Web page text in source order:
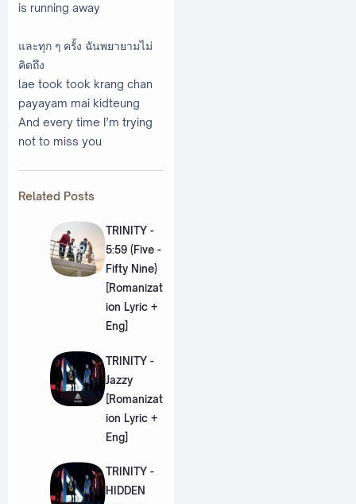
is running away
และทุก ๆ ครั้ง ฉันพยายามไม่
คิดถึง
lae took took krang chan
payayam mai kidteung
And every time I’m trying
not to miss you
Related Posts
TRINITY -
5:59 (Five -
Fifty Nine)
[Romanizat
ion Lyric +
Eng]
TRINITY -
Jazzy
[Romanizat
ion Lyric +
Eng]
TRINITY -
HIDDEN